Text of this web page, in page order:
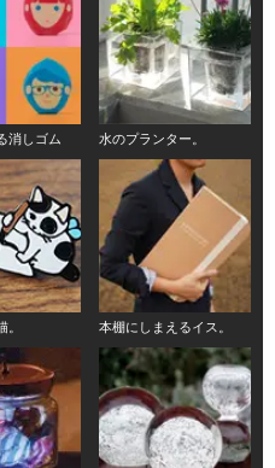
消しゴム 水のプランター。
。 本棚にしまえるイス。